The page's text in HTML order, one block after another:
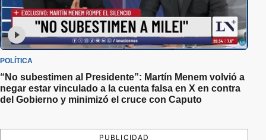
POLÍTICA
“No subestimen al Presidente”: Martín Menem volvió a
negar estar vinculado a la cuenta falsa en X en contra
del Gobierno y minimizó el cruce con Caputo
PUBLICIDAD